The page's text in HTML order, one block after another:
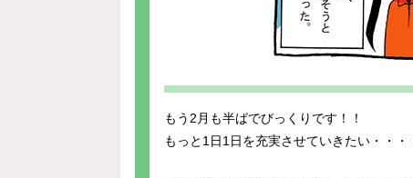
もう2月も半ばでびっくりです！！
もっと1日1日を充実させていきたい・・・